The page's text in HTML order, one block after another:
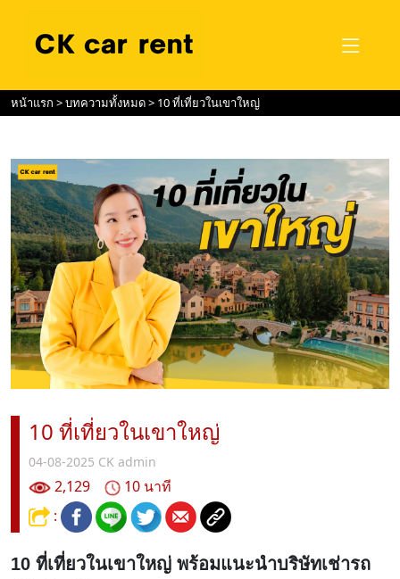
หน้าแรก >บทความทั้งหมด> 10 ที่เที่ยวในเขาใหญ่
10 ที่เที่ยวในเขาใหญ่
04-08-2025 CK admin
2,129
10 นาที
:
10 ที่เที่ยวในเขาใหญ่ พร้อมแนะนำบริษัทเช่ารถ